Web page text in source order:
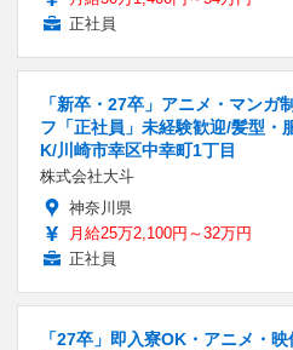
正社員
「新卒・27卒」アニメ・マンガ
フ「正社員」未経験歓迎/髪型・
K/川崎市幸区中幸町1丁目
株式会社大斗
神奈川県
月給25万2,100円～32万円
正社員
「27卒」即入寮OK・アニメ・